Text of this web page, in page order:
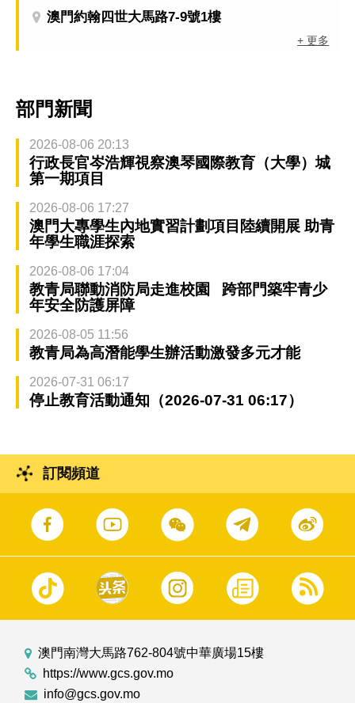
澳門約翰四世大馬路7-9號1樓
+ 更多
部門新聞
2026-08-06 20:13
行政長官岑浩輝視察澳琴國際教育（大學）城
第一期項目
2026-08-06 17:27
澳門大專學生內地實習計劃項目陸續開展 助青
年學生職涯探索
2026-08-06 17:04
教青局聯動消防局走進校園 跨部門築牢青少
年安全防護屏障
2026-08-05 11:56
教青局為高潛能學生辦活動激發多元才能
2026-07-31 06:17
停止教育活動通知（2026-07-31 06:17）
訂閱頻道
澳門南灣大馬路762-804號中華廣場15樓
https://www.gcs.gov.mo
info@gcs.gov.mo